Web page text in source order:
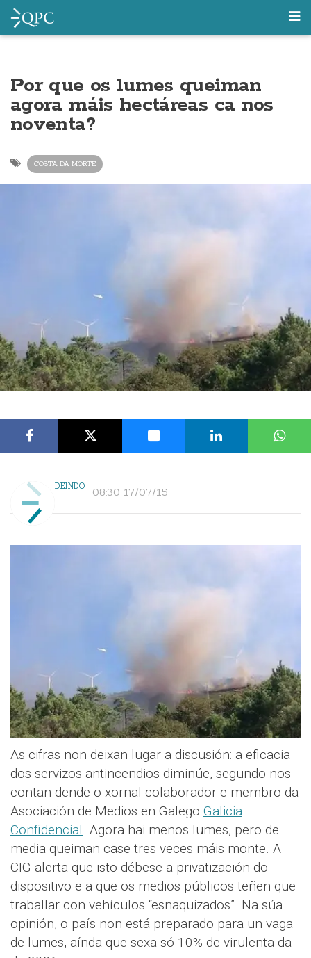
Por que os lumes queiman
agora máis hectáreas ca nos
noventa?
COSTA DA MORTE
DEINDO 08:30 17/07/15
As cifras non deixan lugar a discusión: a eficacia
dos servizos antincendios diminúe, segundo nos
contan dende o xornal colaborador e membro da
Asociación de Medios en Galego Galicia
Confidencial. Agora hai menos lumes, pero de
media queiman case tres veces máis monte. A
CIG alerta que isto débese a privatización do
dispositivo e a que os medios públicos teñen que
traballar con vehículos “esnaquizados”. Na súa
opinión, o país non está preparado para un vaga
de lumes, aínda que sexa só 10% de virulenta da